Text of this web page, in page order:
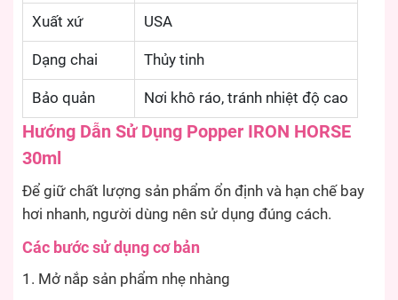
Xuất xứ USA
Dạng chai Thủy tinh
Bảo quản Nơi khô ráo, tránh nhiệt độ cao
Hướng Dẫn Sử Dụng Popper IRON HORSE
30ml
Để giữ chất lượng sản phẩm ổn định và hạn chế bay
hơi nhanh, người dùng nên sử dụng đúng cách.
Các bước sử dụng cơ bản
Mở nắp sản phẩm nhẹ nhàng